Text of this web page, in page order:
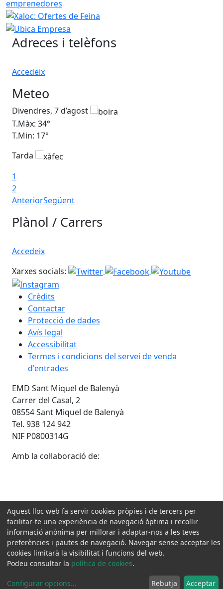
Adreces i telèfons
Accedeix
Meteo
Divendres, 7 d’agost
T.Màx: 34°
T.Min: 17°
Tarda
1
2
AnteriorSegüent
Plànol / Carrers
Accedeix
Xarxes socials:
Crèdits
Contactar
Protecció de dades
Avís legal
Accessibilitat
Termes i condicions del servei de venda
d'entrades
EMD Sant Miquel de Balenyà
Carrer del Casal, 2
08554 Sant Miquel de Balenyà
Tel. 938 124 942
NIF P0800314G
Amb la col·laboració de:
Aquest lloc web fa servir cookies pròpies i de tercers per
facilitar-te una experiència de navegació òptima i recollir
informació anònima per millorar i adaptar-nos a les teves
preferències i pautes de navegació. Navegar sense acceptar les
cookies limitarà la visibilitat i funcions del web.
Podeu consultar la política de cookies.
Configurar opcions... Rebutja Acceptar